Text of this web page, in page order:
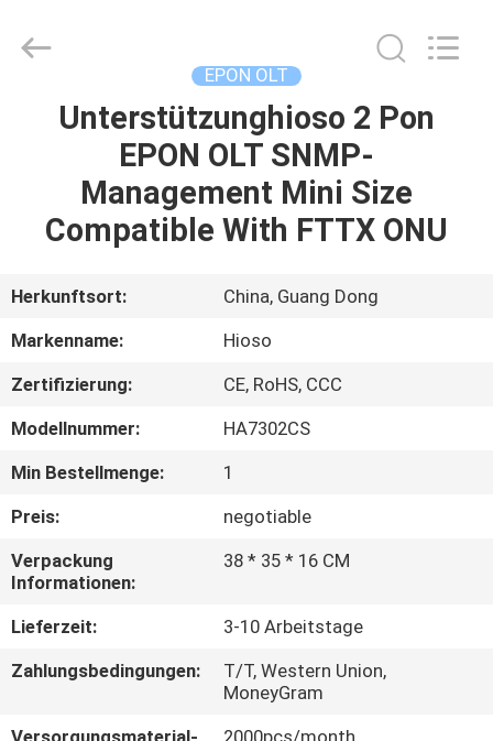
HAUS
PRODUKTE
ÜBER
FABRIK-
AUSFLUG
QUALITÄTSKONTROLLE
TRETEN
MIT
UNS
Rights
EPON OLT
Unterstützunghioso 2 Pon
EPON OLT SNMP-
Management Mini Size
Compatible With FTTX ONU
Herkunftsort:
China, Guang Dong
Markenname:
Hioso
Zertifizierung:
CE, RoHS, CCC
Modellnummer:
HA7302CS
Min Bestellmenge:
1
Preis:
negotiable
Verpackung
Informationen:
38 * 35 * 16 CM
Lieferzeit:
3-10 Arbeitstage
Zahlungsbedingungen:
T/T, Western Union,
MoneyGram